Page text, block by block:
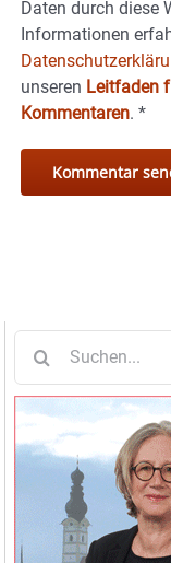
Daten durch diese
Informationen
unseren Leitfaden
Kommentaren. *
nach: